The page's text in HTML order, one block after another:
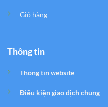
Giỏ hàng
Thông tin
Thông tin website
Điều kiện giao dịch chung